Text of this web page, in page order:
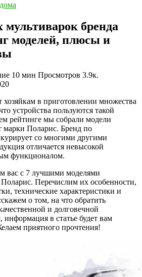
бренда
моделей, плюсы и
10 мин Просмотров 3.9к.
в приготовлении множества
устройства пользуются такой
рейтинге мы собрали модели
марки Поларис. Бренд по
со многими другими
отличается невысокой
функционалом.
вас с 7 лучшими моделями
Перечислим их особенности,
технические характеристики и
о том, на что обратить
и долговечной
информация в статье будет вам
приятного прочтения!